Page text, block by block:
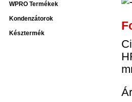
WPRO Termékek
Kondenzátorok
Késztermék